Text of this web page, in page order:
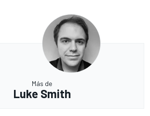
Más de
Luke Smith